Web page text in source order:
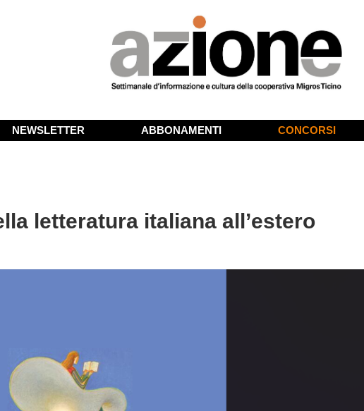
NEWSLETTER ABBONAMENTI CONCORSI
letteratura italiana all’estero